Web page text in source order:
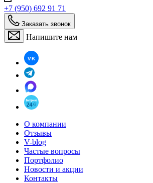
+7 (950) 692 91 71
Заказать звонок
Напишите нам
О компании
Отзывы
V-blog
Частые вопросы
Портфолио
Новости и акции
Контакты